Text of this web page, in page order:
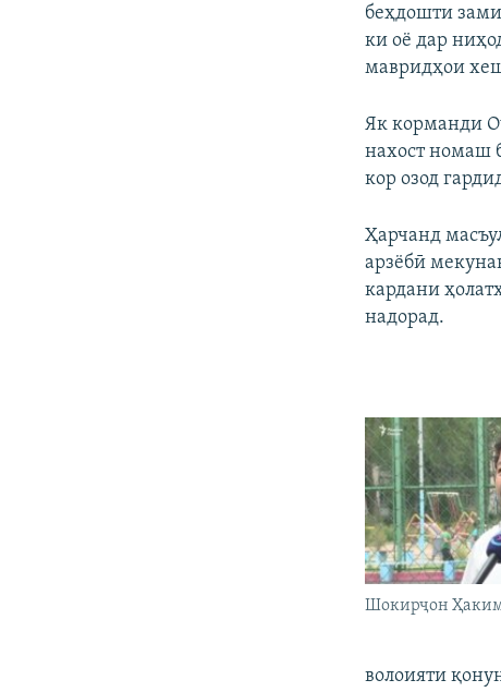
беҳдошти
ки оё дар
мавридҳои
Як корманди
нахост номаш
кор озод
Ҳарчанд
арзёбӣ
кардани
надорад.
Шокирҷон
волоияти